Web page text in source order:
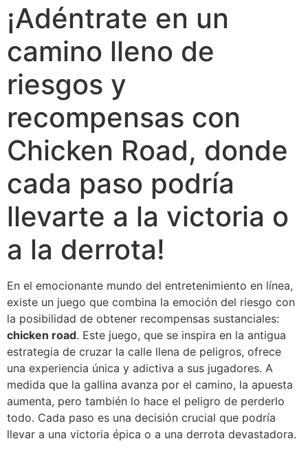
¡Adéntrate en un
camino lleno de
riesgos y
recompensas con
Chicken Road, donde
cada paso podría
llevarte a la victoria o
a la derrota!
En el emocionante mundo del entretenimiento en línea,
existe un juego que combina la emoción del riesgo con
la posibilidad de obtener recompensas sustanciales:
chicken road. Este juego, que se inspira en la antigua
estrategia de cruzar la calle llena de peligros, ofrece
una experiencia única y adictiva a sus jugadores. A
medida que la gallina avanza por el camino, la apuesta
aumenta, pero también lo hace el peligro de perderlo
todo. Cada paso es una decisión crucial que podría
llevar a una victoria épica o a una derrota devastadora.